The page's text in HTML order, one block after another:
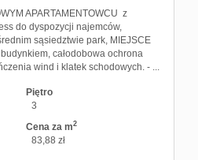
APARTAMENTOWCU z
do dyspozycji najemców,
sąsiedztwie park, MIEJSCE
całodobowa ochrona
wind i klatek schodowych. - ...
Piętro
3
Cena za m2
83,88 zł